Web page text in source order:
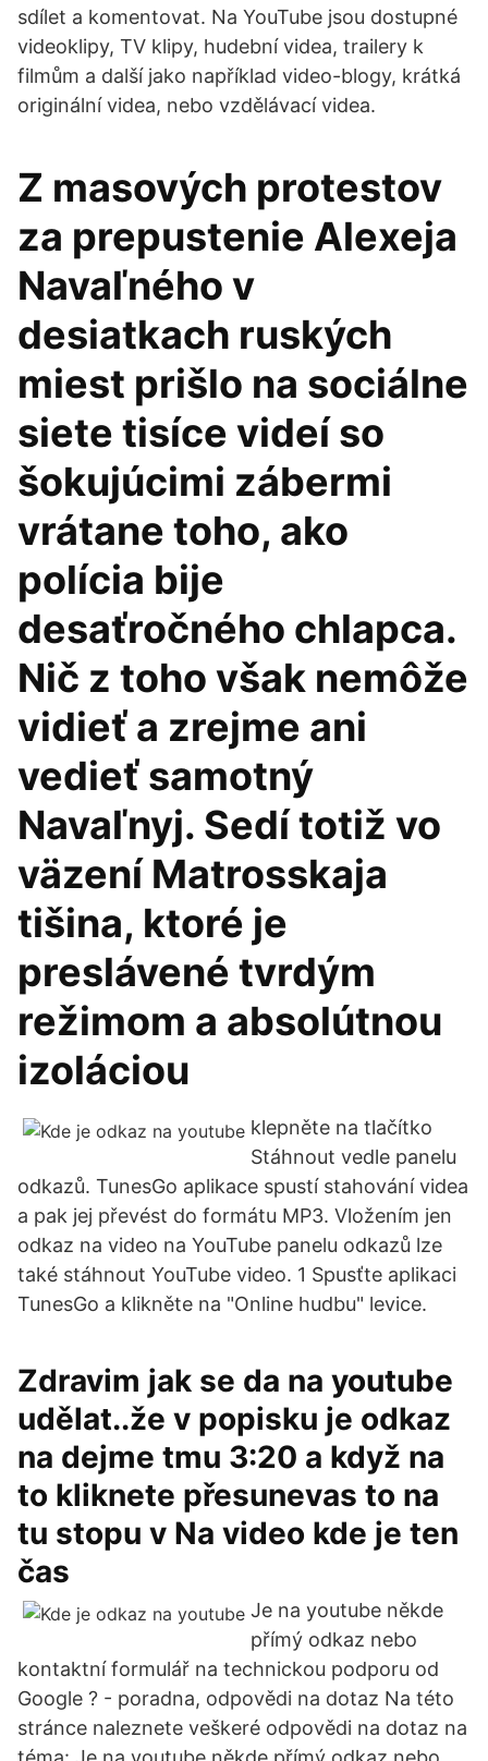
sdílet a komentovat. Na YouTube jsou dostupné
videoklipy, TV klipy, hudební videa, trailery k
filmům a další jako například video-blogy, krátká
originální videa, nebo vzdělávací videa.
Z masových protestov
za prepustenie Alexeja
Navaľného v
desiatkach ruských
miest prišlo na sociálne
siete tisíce videí so
šokujúcimi zábermi
vrátane toho, ako
polícia bije
desaťročného chlapca.
Nič z toho však nemôže
vidieť a zrejme ani
vedieť samotný
Navaľnyj. Sedí totiž vo
väzení Matrosskaja
tišina, ktoré je
preslávené tvrdým
režimom a absolútnou
izoláciou
klepněte na tlačítko
Stáhnout vedle panelu
odkazů. TunesGo aplikace spustí stahování videa
a pak jej převést do formátu MP3. Vložením jen
odkaz na video na YouTube panelu odkazů lze
také stáhnout YouTube video. 1 Spusťte aplikaci
TunesGo a klikněte na "Online hudbu" levice.
Zdravim jak se da na youtube
udělat..že v popisku je odkaz
na dejme tmu 3:20 a když na
to kliknete přesunevas to na
tu stopu v Na video kde je ten
čas
Je na youtube někde
přímý odkaz nebo
kontaktní formulář na technickou podporu od
Google ? - poradna, odpovědi na dotaz Na této
stránce naleznete veškeré odpovědi na dotaz na